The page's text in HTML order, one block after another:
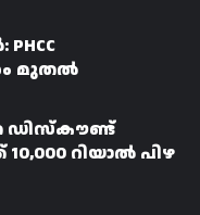
മുതൽ
ഡിസ്കൗണ്ട്
റിയാൽ പിഴ